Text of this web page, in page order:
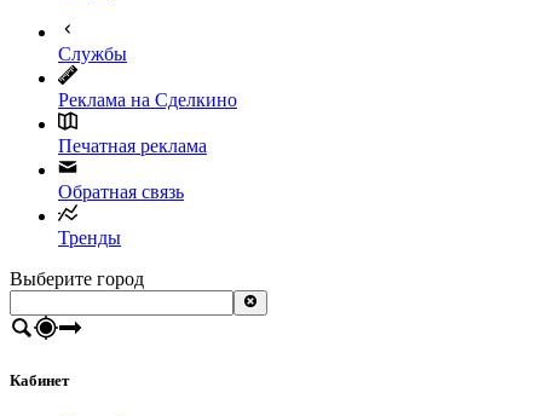
Службы
Реклама на Сделкино
Печатная реклама
Обратная связь
Тренды
Выберите город
Кабинет